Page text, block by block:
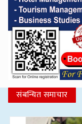
संबन्धित समाचार